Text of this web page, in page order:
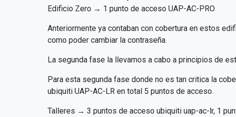
Edificio Zero → 1 punto de acceso UAP-AC-PRO
Anteriormente ya contaban con cobertura en estos
como poder cambiar la contraseña.
La segunda fase la llevamos a cabo a principios de
Para esta segunda fase donde no es tan critica la
ubiquiti UAP-AC-LR en total 5 puntos de acceso.
Talleres → 3 puntos de acceso ubiquiti uap-ac-lr, 1